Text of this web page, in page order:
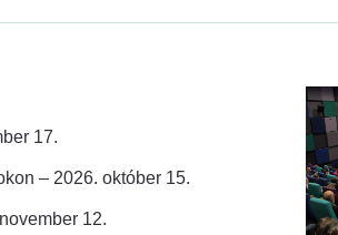
17.
– 2026. október 15.
12.